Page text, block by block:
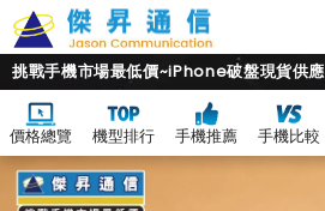
挑戰手機市場最低價~iPhone破盤現貨供應
價格總覽 機型排行 手機推薦 手機比較